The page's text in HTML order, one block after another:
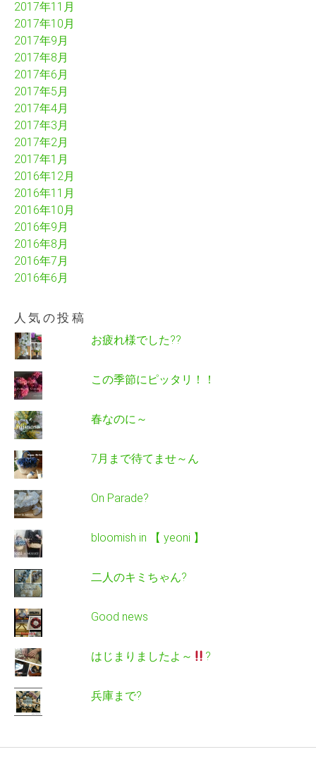
2017年11月
2017年10月
2017年9月
2017年8月
2017年6月
2017年5月
2017年4月
2017年3月
2017年2月
2017年1月
2016年12月
2016年11月
2016年10月
2016年9月
2016年8月
2016年7月
2016年6月
人気の投稿
お疲れ様でした??
この季節にピッタリ！！
春なのに～
7月まで待てませ～ん
On Parade?
bloomish in 【 yeoni 】
二人のキミちゃん?
Good news
はじまりましたよ～ ?
兵庫まで?